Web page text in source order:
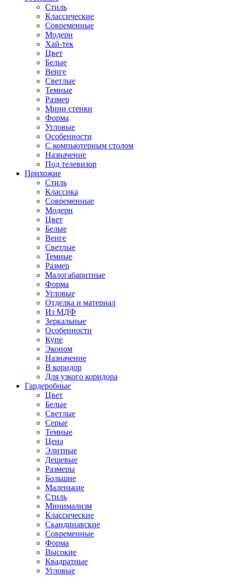
Стиль
Классические
Современные
Модерн
Хай-тек
Цвет
Белые
Венге
Светлые
Темные
Размер
Мини стенки
Форма
Угловые
Особенности
С компьютерным столом
Назначение
Под телевизор
Прихожие
Стиль
Классика
Современные
Модерн
Цвет
Белые
Венге
Светлые
Темные
Размер
Малогабаритные
Форма
Угловые
Отделка и материал
Из МДФ
Зеркальные
Особенности
Купе
Эконом
Назначение
В коридор
Для узкого коридора
Гардеробные
Цвет
Белые
Светлые
Серые
Темные
Цена
Элитные
Дешевые
Размеры
Большие
Маленькие
Стиль
Минимализм
Классические
Скандинавские
Современные
Форма
Высокие
Квадратные
Угловые